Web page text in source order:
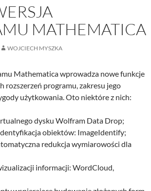
MATHEMATICA
WOJCIECH MYSZKA
Mathematica wprowadza nowe funkcje
rozszerzeń programu, zakresu jego
użytkowania. Oto niektóre z nich:
dysku Wolfram Data Drop;
obiektów: ImageIdentify;
redukcja wymiarowości dla
informacji: WordCloud,